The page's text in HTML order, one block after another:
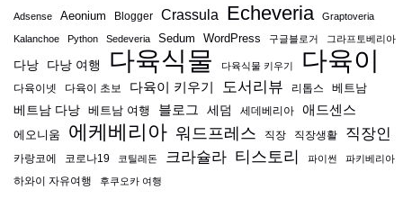
Adsense Aeonium Blogger Crassula Echeveria Graptoveria
Kalanchoe Python Sedeveria Sedum WordPress 구글블로거 그라프토베리아
다낭 다낭 여행 다육식물 다육식물 키우기 다육이
다육이넷 다육이 초보 다육이 키우기 도서리뷰 리톱스
베트남
베트남 다낭 베트남 여행 블로그 세덤 세데베리아 애드센스
에오니움 에케베리아 워드프레스 직장 직장생활 직장인
카랑코에 코로나19 코틸레돈 크라슐라 티스토리 파이썬 파키베리아
하와이 자유여행 후쿠오카 여행